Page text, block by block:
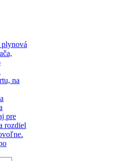
na
pre
rozdiel